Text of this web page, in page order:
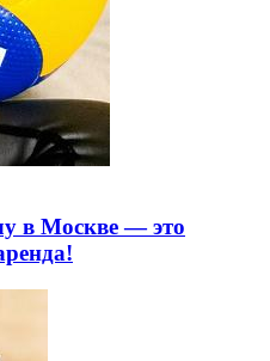
в Москве — это